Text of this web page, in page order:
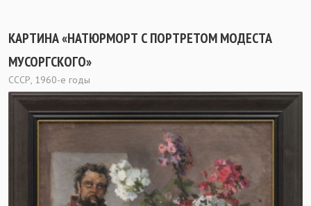
КАРТИНА «НАТЮРМОРТ С ПОРТРЕТОМ МОДЕСТА
МУСОРГСКОГО»
СССР, 1960-е годы